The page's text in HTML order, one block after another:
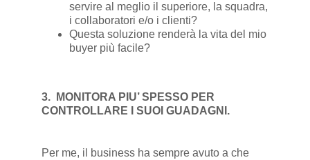
servire al meglio il superiore, la squadra,
i collaboratori e/o i clienti?
Questa soluzione renderà la vita del mio
buyer più facile?
3. MONITORA PIU’ SPESSO PER
CONTROLLARE I SUOI GUADAGNI.
Per me, il business ha sempre avuto a che